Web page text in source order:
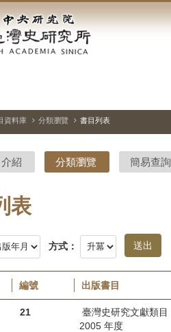
資料庫 分類瀏覽 書目列表
紹 分類瀏覽 簡易查詢
表
方式：
編號 出版書目
21
臺灣史研究文獻類目
2005 年度